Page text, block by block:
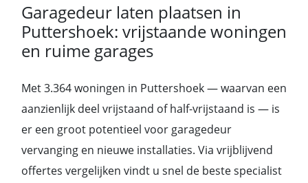
Garagedeur laten plaatsen in
Puttershoek: vrijstaande woningen
en ruime garages
Met 3.364 woningen in Puttershoek — waarvan een
aanzienlijk deel vrijstaand of half-vrijstaand is — is
er een groot potentieel voor garagedeur
vervanging en nieuwe installaties. Via vrijblijvend
offertes vergelijken vindt u snel de beste specialist